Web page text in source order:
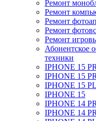
Ремонт
Ремонт
Ремонт
Ремонт
Ремонт
Абонентское
техники
IPHONE 15
IPHONE 15
IPHONE 15
IPHONE 15
IPHONE 14
IPHONE 14